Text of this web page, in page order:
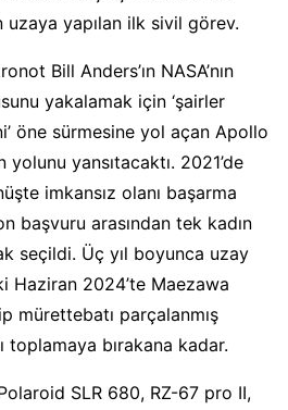
yapılan ilk sivil görev.
Bill Anders’ın NASA’nın
yakalamak için ‘şairler
öne sürmesine yol açan Apollo
yansıtacaktı. 2021’de
imkansız olanı başarma
başvuru arasından tek kadın
seçildi. Üç yıl boyunca uzay
Haziran 2024’te Maezawa
mürettebatı parçalanmış
toplamaya bırakana kadar.
SLR 680, RZ-67 pro II,